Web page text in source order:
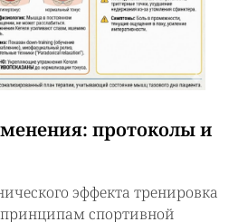
протоколы и
эффекта тренировка
спортивной